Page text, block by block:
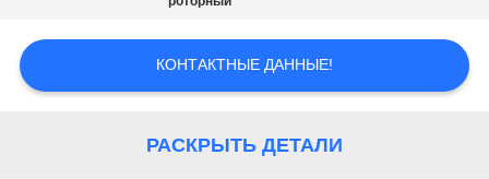
САЙТА
КОНФИДЕНЦИАЛЬНОСТИ
КОНТАКТНЫЕ ДАННЫЕ!
РАСКРЫТЬ ДЕТАЛИ